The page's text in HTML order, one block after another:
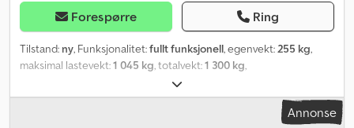
Forespørre Ring
Tilstand: ny, Funksjonalitet:fullt funksjonell, egenvekt:255 kg,
maksimal lastevekt:1 045 kg, totalvekt:1 300 kg,
, lasteromslengde:
lasteplassbredde:1 280 mm, lasteromshøyde:1 500 mm, Byggeår:
Annonse